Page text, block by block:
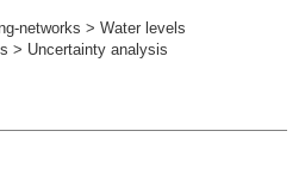
networks > Water levels
> Uncertainty analysis